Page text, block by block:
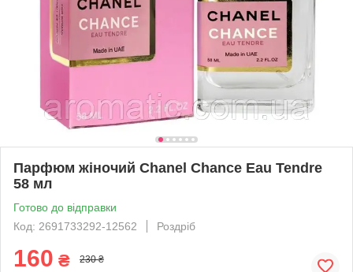
Парфюм жіночий Chanel Chance Eau Tendre
58 мл
Готово до відправки
Код: 2691733292-12562
Роздріб
160 ₴ 230 ₴